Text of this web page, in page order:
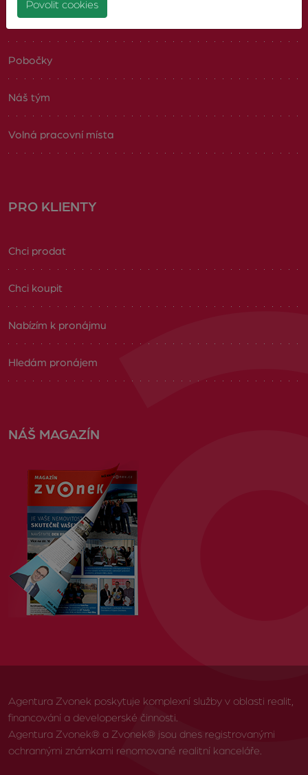
Pobočky
Náš tým
Volná pracovní místa
PRO KLIENTY
Chci prodat
Chci koupit
Nabízím k pronájmu
Hledám pronájem
NÁŠ MAGAZÍN
Agentura Zvonek poskytuje komplexní služby v oblasti realit,
financování a developerské činnosti.
Agentura Zvonek® a Zvonek® jsou dnes registrovanými
ochrannými známkami renomované realitní kanceláře.
Povolit cookies